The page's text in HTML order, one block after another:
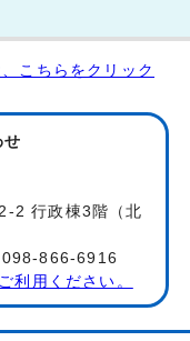
こちらをクリック
せ
2 行政棟3階（北
866-6916
利用ください。